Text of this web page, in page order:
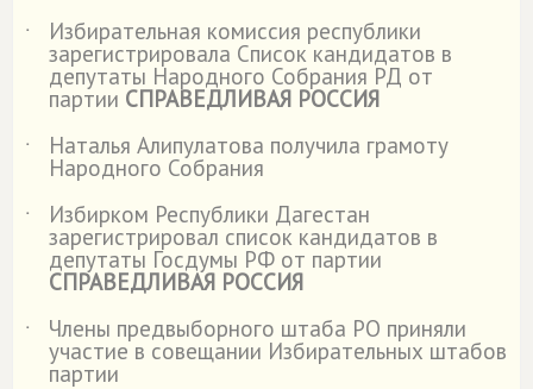
˙
Избирательная комиссия республики
зарегистрировала Список кандидатов в
депутаты Народного Собрания РД от
партии СПРАВЕДЛИВАЯ РОССИЯ
˙
Наталья Алипулатова получила грамоту
Народного Собрания
˙
Избирком Республики Дагестан
зарегистрировал список кандидатов в
депутаты Госдумы РФ от партии
СПРАВЕДЛИВАЯ РОССИЯ
˙
Члены предвыборного штаба РО приняли
участие в совещании Избирательных штабов
партии